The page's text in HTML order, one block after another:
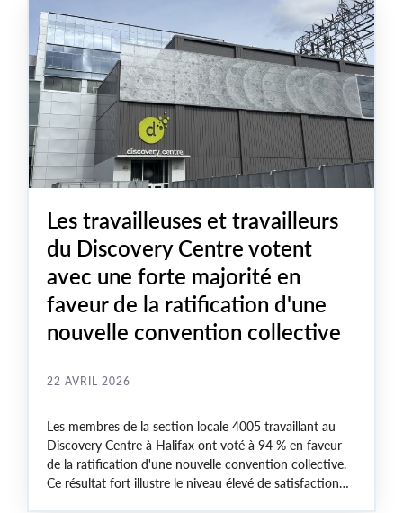
devons préserver les emplois dans le secteur de la
construction navale au Canada.
Les travailleuses et travailleurs
du Discovery Centre votent
avec une forte majorité en
faveur de la ratification d'une
nouvelle convention collective
22 AVRIL 2026
Les membres de la section locale 4005 travaillant au
Discovery Centre à Halifax ont voté à 94 % en faveur
de la ratification d'une nouvelle convention collective.
Ce résultat fort illustre le niveau élevé de satisfaction